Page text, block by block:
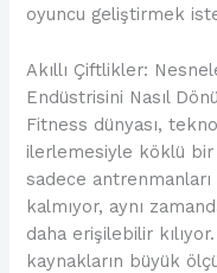
oyuncu geliştirmek
Akıllı Çiftlikler:
Endüstrisini Nasıl
Fitness dünyası,
ilerlemesiyle köklü bir
sadece
kalmıyor, aynı
daha erişilebilir
kaynakların büyük